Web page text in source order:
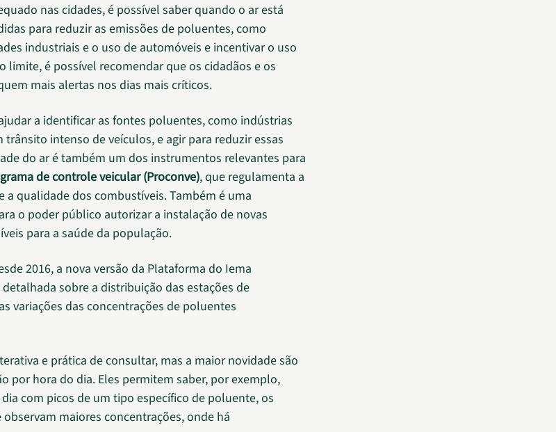
nas cidades, é possível saber quando o ar está
para reduzir as emissões de poluentes, como
industriais e o uso de automóveis e incentivar o uso
limite, é possível recomendar que os cidadãos e os
mais alertas nos dias mais críticos.
a identificar as fontes poluentes, como indústrias
trânsito intenso de veículos, e agir para reduzir essas
do ar é também um dos instrumentos relevantes para
de controle veicular (Proconve), que regulamenta a
a qualidade dos combustíveis. Também é uma
o poder público autorizar a instalação de novas
para a saúde da população.
2016, a nova versão da Plataforma do Iema
sobre a distribuição das estações de
variações das concentrações de poluentes
e prática de consultar, mas a maior novidade são
por hora do dia. Eles permitem saber, por exemplo,
com picos de um tipo específico de poluente, os
maiores concentrações, onde há